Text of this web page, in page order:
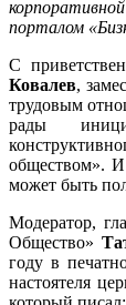
порталом
С
Ковалев,
трудовым
рады
обществом».
может быть
Модератор,
Общество»
году в
настоятеля